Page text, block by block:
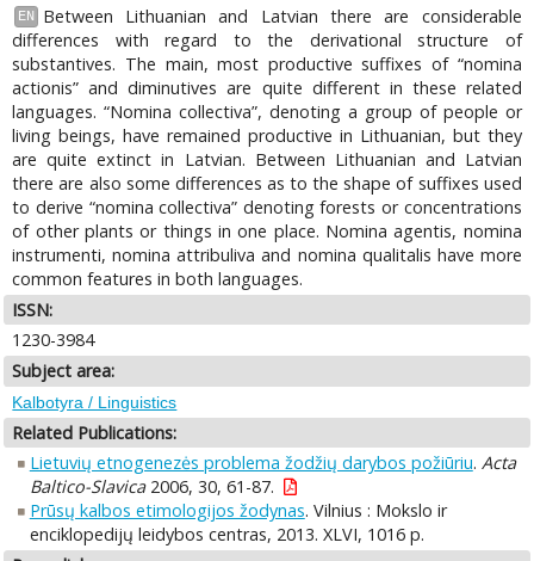
EN
Between Lithuanian and Latvian there are considerable
differences with regard to the derivational structure of
substantives. The main, most productive suffixes of “nomina
actionis” and diminutives are quite different in these related
languages. “Nomina collectiva”, denoting a group of people or
living beings, have remained productive in Lithuanian, but they
are quite extinct in Latvian. Between Lithuanian and Latvian
there are also some differences as to the shape of suffixes used
to derive “nomina collectiva” denoting forests or concentrations
of other plants or things in one place. Nomina agentis, nomina
instrumenti, nomina attribuliva and nomina qualitalis have more
common features in both languages.
ISSN:
1230-3984
Subject area:
Kalbotyra / Linguistics
Related Publications:
Lietuvių etnogenezės problema žodžių darybos požiūriu. Acta
Baltico-Slavica2006, 30, 61-87.
Prūsų kalbos etimologijos žodynas. Vilnius : Mokslo ir
enciklopedijų leidybos centras, 2013. XLVI, 1016 p.